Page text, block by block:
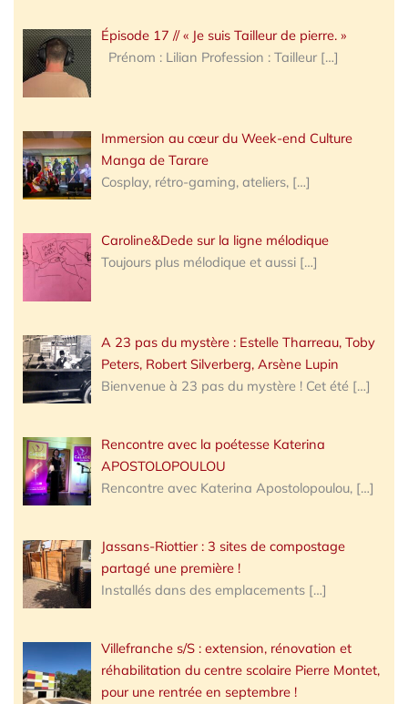
Épisode 17 // « Je suis Tailleur de pierre. »
Prénom : Lilian Profession : Tailleur […]
Immersion au cœur du Week-end Culture
Manga de Tarare
Cosplay, rétro-gaming, ateliers, […]
Caroline&Dede sur la ligne mélodique
Toujours plus mélodique et aussi […]
A 23 pas du mystère : Estelle Tharreau, Toby
Peters, Robert Silverberg, Arsène Lupin
Bienvenue à 23 pas du mystère ! Cet été […]
Rencontre avec la poétesse Katerina
APOSTOLOPOULOU
Rencontre avec Katerina Apostolopoulou, […]
Jassans-Riottier : 3 sites de compostage
partagé une première !
Installés dans des emplacements […]
Villefranche s/S : extension, rénovation et
réhabilitation du centre scolaire Pierre Montet,
pour une rentrée en septembre !